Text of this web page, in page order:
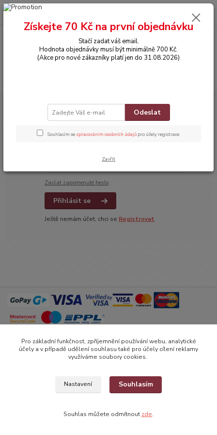
0,00 Kč
Přihlášení
Zaslat zapomenuté heslo
Přihlásit se
Ještě nemám účet, chci se Registrovat
Vytvořeno na Eshop-rychle.cz
Získejte 70 Kč na první objednávku
Stačí zadat váš email.
Hodnota objednávky musí být minimálně 700 Kč.
(Akce pro nové zákazníky platí jen do 31.08.2026)
Odeslat
Souhlasím se zpracováním osobních údajů pro účely registrace.
Zavřít
Pro základní funkčnost, zpříjemnění používání webu, analytické
účely a v případě udělení souhlasu také pro účely cílení reklamy
využíváme soubory cookies.
Nastavení Souhlasím
Souhlas můžete odmítnout zde.